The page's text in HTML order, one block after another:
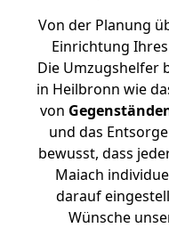
Von der Planung
Einrichtung
Die Umzugshelfer
in Heilbronn wie
von
und das
bewusst, dass
Maiach
darauf
Wünsche